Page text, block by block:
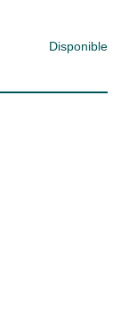
Disponible